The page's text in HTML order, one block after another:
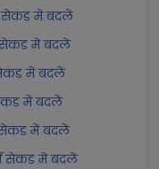
सेकंड में बदलें
सेकंड में बदलें
में बदलें
में बदलें
सेकंड में बदलें
सेकंड में बदलें